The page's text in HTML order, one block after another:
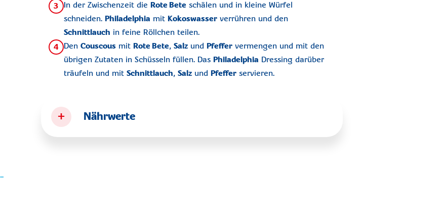
3 In der Zwischenzeit die Rote Beteschälen und in kleine Würfel
schneiden. Philadelphia mit Kokoswasserverrühren und den
Schnittlauch in feine Röllchen teilen.
4 Den Couscousmit Rote Bete, Salzund Pfeffervermengen und mit den
übrigen Zutaten in Schüsseln füllen. Das Philadelphia Dressing darüber
träufeln und mit Schnittlauch, Salzund Pfefferservieren.
+ Nährwerte